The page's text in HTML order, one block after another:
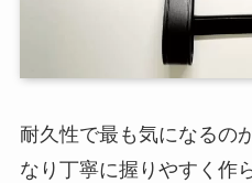
耐久性で最も気になるの
なり丁寧に握りやすく作